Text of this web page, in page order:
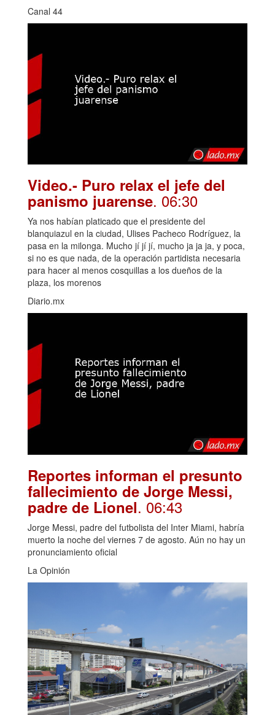
Canal 44
Video.- Puro relax el jefe del
panismo juarense. 06:30
Ya nos habían platicado que el presidente del
blanquiazul en la ciudad, Ulises Pacheco Rodríguez, la
pasa en la milonga. Mucho jí jí jí, mucho ja ja ja, y poca,
si no es que nada, de la operación partidista necesaria
para hacer al menos cosquillas a los dueños de la
plaza, los morenos
Diario.mx
Reportes informan el presunto
fallecimiento de Jorge Messi,
padre de Lionel. 06:43
Jorge Messi, padre del futbolista del Inter Miami, habría
muerto la noche del viernes 7 de agosto. Aún no hay un
pronunciamiento oficial
La Opinión